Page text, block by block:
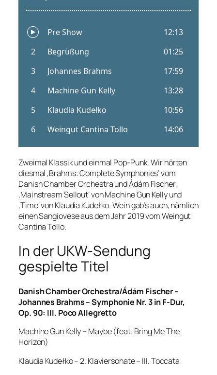
Zweimal Klassik und einmal Pop-Punk. Wir hörten
diesmal ‚Brahms: Complete Symphonies‘ vom
Danish Chamber Orchestra und Ádám Fischer,
‚Mainstream Sellout‘ von Machine Gun Kelly und
‚Time‘ von Klaudia Kudełko. Wein gab’s auch, nämlich
einen Sangiovese aus dem Jahr 2019 vom Weingut
Cantina Tollo.
In der UKW-Sendung
gespielte Titel
Danish Chamber Orchestra/Ádám Fischer –
Johannes Brahms – Symphonie Nr. 3 in F-Dur,
Op. 90: III. Poco Allegretto
Machine Gun Kelly – Maybe (feat. Bring Me The
Horizon)
Klaudia Kudełko – 2. Klaviersonate – III. Toccata